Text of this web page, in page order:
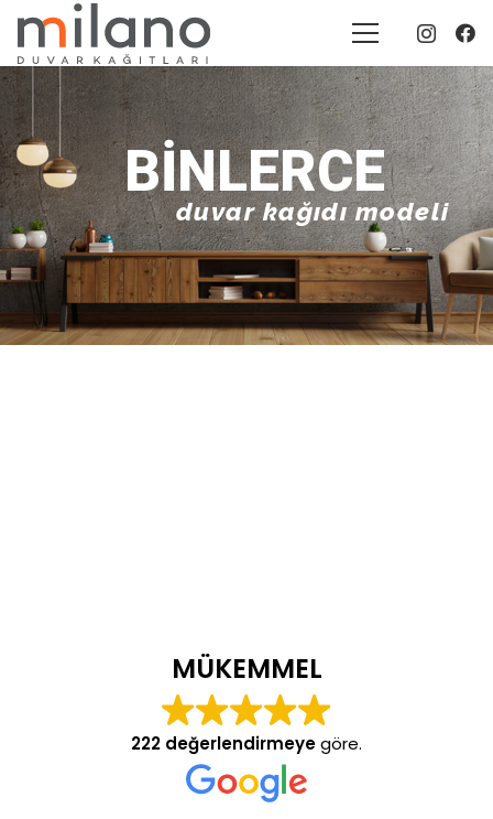
BINLERCE
duvar kağıdı modeli
MÜKEMMEL
222 değerlendirmeyegöre.